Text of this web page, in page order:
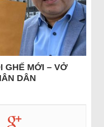
GHẾ MỚI – VỞ
DÂN